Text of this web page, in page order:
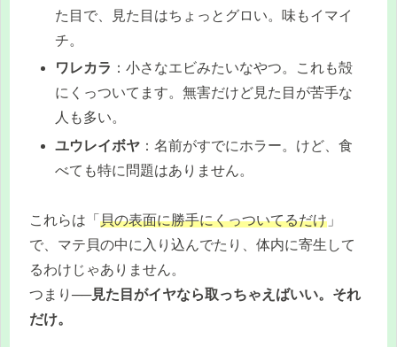
た目で、見た目はちょっとグロい。味もイマイ
チ。
ワレカラ ：小さなエビみたいなやつ。これも殻
にくっついてます。無害だけど見た目が苦手な
人も多い。
ユウレイボヤ ：名前がすでにホラー。けど、食
べても特に問題はありません。
これらは「 貝の表面に勝手にくっついてるだけ 」
で、マテ貝の中に入り込んでたり、体内に寄生して
るわけじゃありません。
つまり──見た目がイヤなら取っちゃえばいい。それ
だけ。